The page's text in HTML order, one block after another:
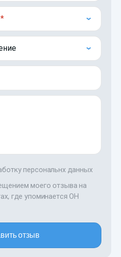
персональнх данных
моего отзыва на
где упоминается ОН
отзыв